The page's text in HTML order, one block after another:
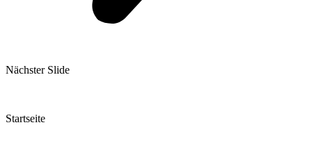
Nächster Slide
Startseite